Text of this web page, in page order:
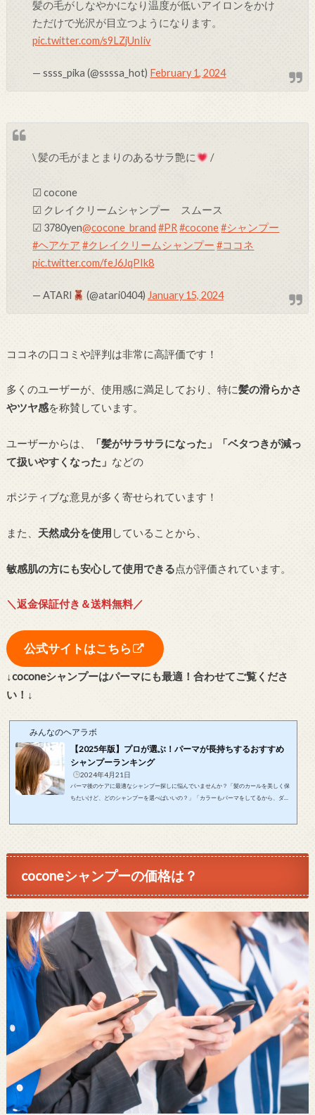
髪の毛がしなやかになり温度が低いアイロンをかけ
ただけで光沢が目立つようになります。
pic.twitter.com/s9LZjUnIiv
— ssss_pika (@ssssa_hot) February 1, 2024
\ 髪の毛がまとまりのあるサラ艶に /
☑︎ cocone
☑︎ クレイクリームシャンプー スムース
︎︎︎︎︎︎☑︎ 3780yen@cocone_brand #PR #cocone #シャンプー
#ヘアケア #クレイクリームシャンプー #ココネ
pic.twitter.com/feJ6JqPIk8
— ATARI (@atari0404)January 15, 2024
ココネの口コミや評判は非常に高評価です！
多くのユーザーが、使用感に満足しており、特に髪の滑らかさ
やツヤ感を称賛しています。
ユーザーからは、
「髪がサラサラになった」「ベタつきが減っ
て扱いやすくなった」 などの
ポジティブな意見が多く寄せられています！
また、 天然成分を使用 していることから、
敏感肌の方にも安心して使用できる点が評価されています。
＼返金保証付き＆送料無料／
公式サイトはこちら
↓coconeシャンプーはパーマにも最適！合わせてご覧くださ
い！↓
みんなのヘアラボ
【2025年版】プロが選ぶ！パーマが長持ちするおすすめ
シャンプーランキング
2024年4月21日
パーマ後のケアに最適なシャンプー探しに悩んでいませんか？「髪のカールを美しく保
ちたいけど、どのシャンプーを選べばいいの？」「カラーもパーマをしてるから、ダメ
鏡に映る美しいパーマのあなた...
coconeシャンプーの価格は？